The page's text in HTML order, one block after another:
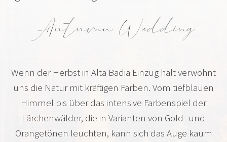
Autumn Wedding
Wenn der Herbst in Alta Badia Einzug hält verwöhnt
uns die Natur mit kräftigen Farben. Vom tiefblauen
Himmel bis über das intensive Farbenspiel der
Lärchenwälder, die in Varianten von Gold- und
Orangetönen leuchten, kann sich das Auge kaum